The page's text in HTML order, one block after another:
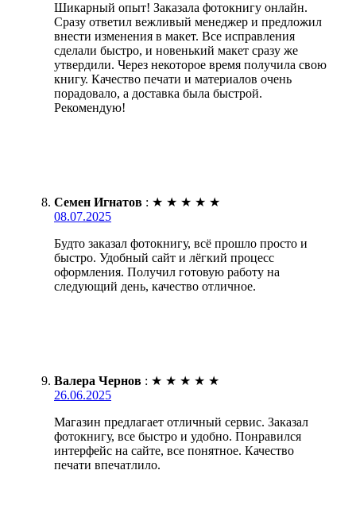
Шикарный опыт! Заказала фотокнигу онлайн.
Сразу ответил вежливый менеджер и предложил
внести изменения в макет. Все исправления
сделали быстро, и новенький макет сразу же
утвердили. Через некоторое время получила свою
книгу. Качество печати и материалов очень
порадовало, а доставка была быстрой.
Рекомендую!
Семен Игнатов : ★ ★ ★ ★ ★
08.07.2025
Будто заказал фотокнигу, всё прошло просто и
быстро. Удобный сайт и лёгкий процесс
оформления. Получил готовую работу на
следующий день, качество отличное.
Валера Чернов : ★ ★ ★ ★ ★
26.06.2025
Магазин предлагает отличный сервис. Заказал
фотокнигу, все быстро и удобно. Понравился
интерфейс на сайте, все понятное. Качество
печати впечатлило.